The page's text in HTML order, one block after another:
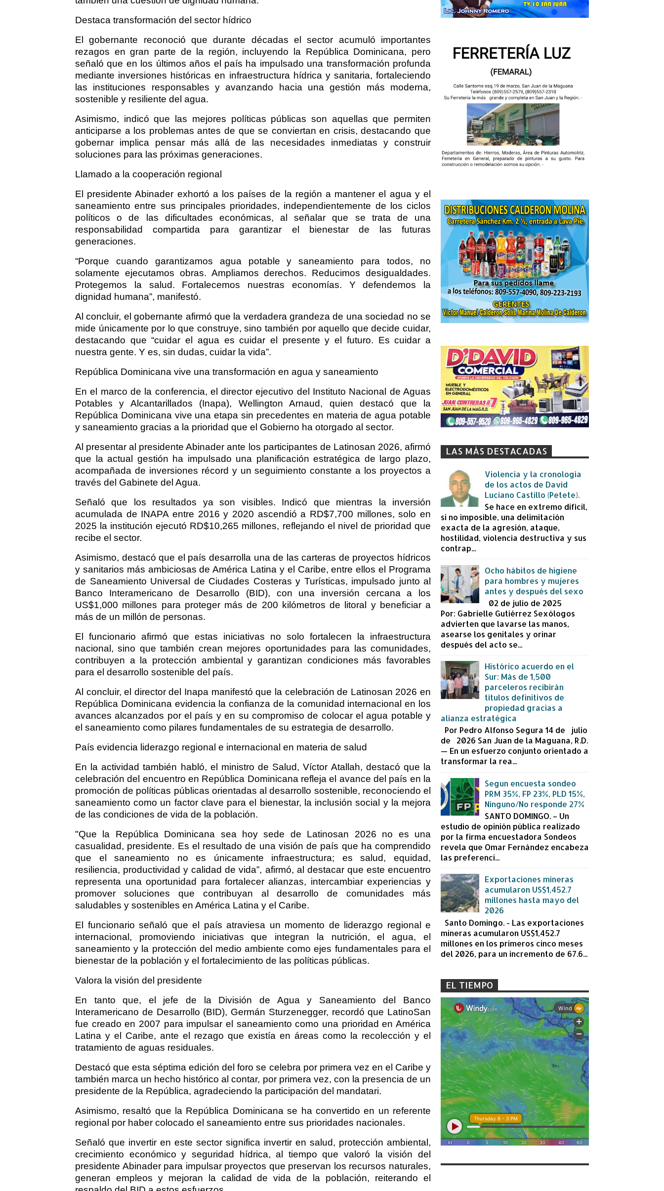
Destaca transformación del sector hídrico
El gobernante reconoció que durante décadas el sector acumuló importantes
rezagos en gran parte de la región, incluyendo la República Dominicana, pero
señaló que en los últimos años el país ha impulsado una transformación profunda
mediante inversiones históricas en infraestructura hídrica y sanitaria, fortaleciendo
las instituciones responsables y avanzando hacia una gestión más moderna,
sostenible y resiliente del agua.
Asimismo, indicó que las mejores políticas públicas son aquellas que permiten
anticiparse a los problemas antes de que se conviertan en crisis, destacando que
gobernar implica pensar más allá de las necesidades inmediatas y construir
soluciones para las próximas generaciones.
Llamado a la cooperación regional
El presidente Abinader exhortó a los países de la región a mantener el agua y el
saneamiento entre sus principales prioridades, independientemente de los ciclos
políticos o de las dificultades económicas, al señalar que se trata de una
responsabilidad compartida para garantizar el bienestar de las futuras
generaciones.
“Porque cuando garantizamos agua potable y saneamiento para todos, no
solamente ejecutamos obras. Ampliamos derechos. Reducimos desigualdades.
Protegemos la salud. Fortalecemos nuestras economías. Y defendemos la
dignidad humana”, manifestó.
Al concluir, el gobernante afirmó que la verdadera grandeza de una sociedad no se
mide únicamente por lo que construye, sino también por aquello que decide cuidar,
destacando que “cuidar el agua es cuidar el presente y el futuro. Es cuidar a
nuestra gente. Y es, sin dudas, cuidar la vida”.
República Dominicana vive una transformación en agua y saneamiento
En el marco de la conferencia, el director ejecutivo del Instituto Nacional de Aguas
Potables y Alcantarillados (Inapa), Wellington Arnaud, quien destacó que la
República Dominicana vive una etapa sin precedentes en materia de agua potable
y saneamiento gracias a la prioridad que el Gobierno ha otorgado al sector.
Al presentar al presidente Abinader ante los participantes de Latinosan 2026, afirmó
que la actual gestión ha impulsado una planificación estratégica de largo plazo,
acompañada de inversiones récord y un seguimiento constante a los proyectos a
través del Gabinete del Agua.
Señaló que los resultados ya son visibles. Indicó que mientras la inversión
acumulada de INAPA entre 2016 y 2020 ascendió a RD$7,700 millones, solo en
2025 la institución ejecutó RD$10,265 millones, reflejando el nivel de prioridad que
recibe el sector.
Asimismo, destacó que el país desarrolla una de las carteras de proyectos hídricos
y sanitarios más ambiciosas de América Latina y el Caribe, entre ellos el Programa
de Saneamiento Universal de Ciudades Costeras y Turísticas, impulsado junto al
Banco Interamericano de Desarrollo (BID), con una inversión cercana a los
US$1,000 millones para proteger más de 200 kilómetros de litoral y beneficiar a
más de un millón de personas.
El funcionario afirmó que estas iniciativas no solo fortalecen la infraestructura
nacional, sino que también crean mejores oportunidades para las comunidades,
contribuyen a la protección ambiental y garantizan condiciones más favorables
para el desarrollo sostenible del país.
Al concluir, el director del Inapa manifestó que la celebración de Latinosan 2026 en
República Dominicana evidencia la confianza de la comunidad internacional en los
avances alcanzados por el país y en su compromiso de colocar el agua potable y
el saneamiento como pilares fundamentales de su estrategia de desarrollo.
País evidencia liderazgo regional e internacional en materia de salud
En la actividad también habló, el ministro de Salud, Víctor Atallah, destacó que la
celebración del encuentro en República Dominicana refleja el avance del país en la
promoción de políticas públicas orientadas al desarrollo sostenible, reconociendo el
saneamiento como un factor clave para el bienestar, la inclusión social y la mejora
de las condiciones de vida de la población.
"Que la República Dominicana sea hoy sede de Latinosan 2026 no es una
casualidad, presidente. Es el resultado de una visión de país que ha comprendido
que el saneamiento no es únicamente infraestructura; es salud, equidad,
resiliencia, productividad y calidad de vida”, afirmó, al destacar que este encuentro
representa una oportunidad para fortalecer alianzas, intercambiar experiencias y
promover soluciones que contribuyan al desarrollo de comunidades más
saludables y sostenibles en América Latina y el Caribe.
El funcionario señaló que el país atraviesa un momento de liderazgo regional e
internacional, promoviendo iniciativas que integran la nutrición, el agua, el
saneamiento y la protección del medio ambiente como ejes fundamentales para el
bienestar de la población y el fortalecimiento de las políticas públicas.
Valora la visión del presidente
En tanto que, el jefe de la División de Agua y Saneamiento del Banco
Interamericano de Desarrollo (BID), Germán Sturzenegger, recordó que LatinoSan
fue creado en 2007 para impulsar el saneamiento como una prioridad en América
Latina y el Caribe, ante el rezago que existía en áreas como la recolección y el
tratamiento de aguas residuales.
Destacó que esta séptima edición del foro se celebra por primera vez en el Caribe y
también marca un hecho histórico al contar, por primera vez, con la presencia de un
presidente de la República, agradeciendo la participación del mandatari.
Asimismo, resaltó que la República Dominicana se ha convertido en un referente
regional por haber colocado el saneamiento entre sus prioridades nacionales.
Señaló que invertir en este sector significa invertir en salud, protección ambiental,
crecimiento económico y seguridad hídrica, al tiempo que valoró la visión del
presidente Abinader para impulsar proyectos que preservan los recursos naturales,
generan empleos y mejoran la calidad de vida de la población, reiterando el
LAS MÁS DESTACADAS
Violencia y la cronología
de los actos de David
Luciano Castillo (Petete).
Se hace en extremo difícil,
si no imposible, una delimitación
exacta de la agresión, ataque,
hostilidad, violencia destructiva y sus
contrap...
Ocho hábitos de higiene
para hombres y mujeres
antes y después del sexo
02 de julio de 2025
Por: Gabrielle Gutiérrez Sexólogos
advierten que lavarse las manos,
asearse los genitales y orinar
después del acto se...
Histórico acuerdo en el
Sur: Más de 1,500
parceleros recibirán
títulos definitivos de
propiedad gracias a
alianza estratégica
Por Pedro Alfonso Segura 14 de julio
de 2026 San Juan de la Maguana, R.D.
— En un esfuerzo conjunto orientado a
transformar la rea...
Segun encuesta sondeo
PRM 35%, FP 23%, PLD 15%,
Ninguno/No responde 27%
SANTO DOMINGO. – Un
estudio de opinión pública realizado
por la firma encuestadora Sondeos
revela que Omar Fernández encabeza
las preferenci...
Exportaciones mineras
acumularon US$1,452.7
millones hasta mayo del
2026
Santo Domingo. - Las exportaciones
mineras acumularon US$1,452.7
millones en los primeros cinco meses
del 2026, para un incremento de 67.6...
EL TIEMPO